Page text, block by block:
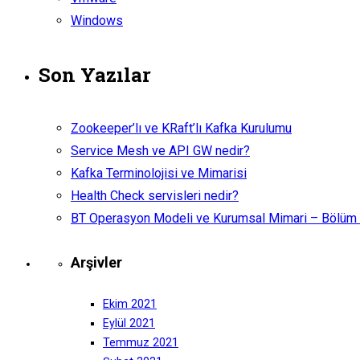
Windows
Son Yazılar
Zookeeper’lı ve KRaft’lı Kafka Kurulumu
Service Mesh ve API GW nedir?
Kafka Terminolojisi ve Mimarisi
Health Check servisleri nedir?
BT Operasyon Modeli ve Kurumsal Mimari – Bölüm
Arşivler
Ekim 2021
Eylül 2021
Temmuz 2021